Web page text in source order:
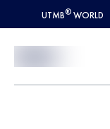
UTMB® WORLD